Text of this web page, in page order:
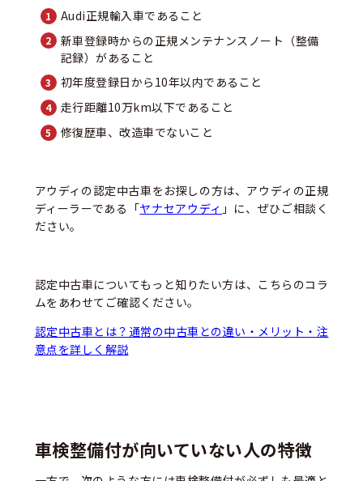
Audi正規輸入車であること
新車登録時からの正規メンテナンスノート（整備
記録）があること
初年度登録日から10年以内であること
走行距離10万km以下であること
修復歴車、改造車でないこと
アウディの認定中古車をお探しの方は、アウディの正規
ディーラーである「ヤナセアウディ 」に、ぜひご相談く
ださい。
認定中古車についてもっと知りたい方は、こちらのコラ
ムをあわせてご確認ください。
認定中古車とは？通常の中古車との違い・メリット・注
意点を詳しく解説
車検整備付が向いていない人の特徴